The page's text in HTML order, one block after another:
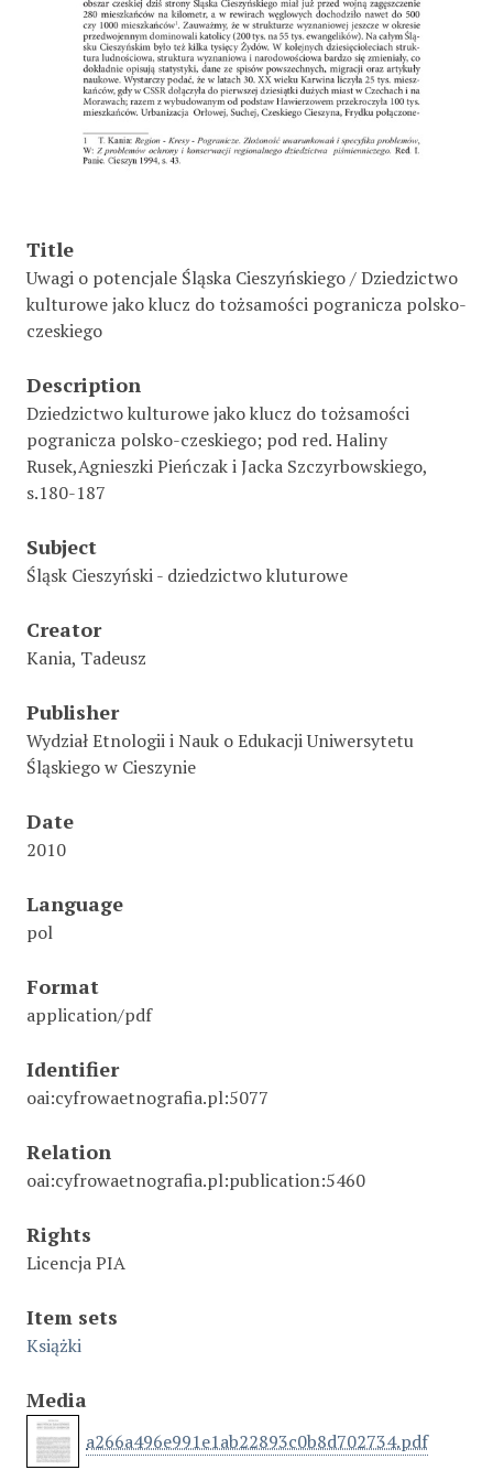
Title
Uwagi o potencjale Śląska Cieszyńskiego / Dziedzictwo
kulturowe jako klucz do tożsamości pogranicza polsko-
czeskiego
Description
Dziedzictwo kulturowe jako klucz do tożsamości
pogranicza polsko-czeskiego; pod red. Haliny
Rusek,Agnieszki Pieńczak i Jacka Szczyrbowskiego,
s.180-187
Subject
Śląsk Cieszyński - dziedzictwo kluturowe
Creator
Kania, Tadeusz
Publisher
Wydział Etnologii i Nauk o Edukacji Uniwersytetu
Śląskiego w Cieszynie
Date
2010
Language
pol
Format
application/pdf
Identifier
oai:cyfrowaetnografia.pl:5077
Relation
oai:cyfrowaetnografia.pl:publication:5460
Rights
Licencja PIA
Item sets
Książki
Media
a266a496e991e1ab22893c0b8d702734.pdf